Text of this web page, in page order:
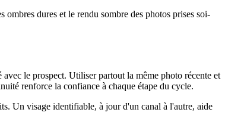
dures et le rendu sombre des photos prises soi-
le prospect. Utiliser partout la même photo récente et
renforce la confiance à chaque étape du cycle.
Un visage identifiable, à jour d'un canal à l'autre, aide